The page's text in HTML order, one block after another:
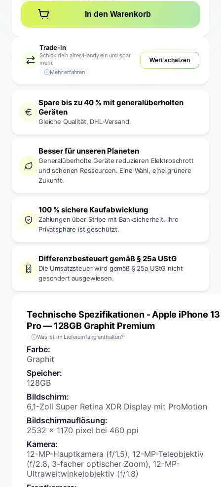
In den Warenkorb
Trade-In
Mehr erfahren
Schick dein altes Handy ein und spar
mehr.
Wert schätzen
Spare bis zu 40 % mit generalüberholten
Geräten
Gleiche Qualität, DHL-Versand.
Besser für unseren Planeten
Generalüberholte Geräte reduzieren Elektroschrott
und schonen Ressourcen. Eine Wahl, eine grünere
Zukunft.
100 % sichere Kaufabwicklung
Zahlungen über Stripe mit Banksicherheit. Ihre
Privatsphäre ist geschützt.
Differenzbesteuert gemäß § 25a UStG
Die Umsatzsteuer wird gemäß § 25a UStG nicht
gesondert ausgewiesen.
Technische Spezifikationen- Apple iPhone 13
Pro — 128GB Graphit Premium
Was ist im Lieferumfang enthalten?
Farbe:
Graphit
Speicher:
128GB
Bildschirm:
6,1-Zoll Super Retina XDR Display mit ProMotion
Bildschirmauflösung:
2532 x 1170 pixel bei 460 ppi
Kamera:
12-MP-Hauptkamera (f/1.5), 12-MP-Teleobjektiv
(f/2.8, 3-facher optischer Zoom), 12-MP-
Ultraweitwinkelobjektiv (f/1.8)